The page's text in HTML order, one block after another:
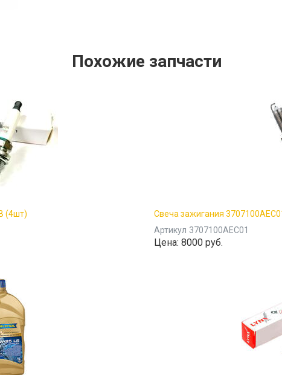
Похожие запчасти
(4шт)
Свеча зажигания
Артикул 3707100AEC01
Цена: 8000 руб.